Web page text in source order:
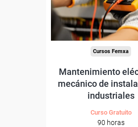
-
Cursos Femxa
Mantenimiento
mecánico de
industriales
Curso Gratuito
90 horas